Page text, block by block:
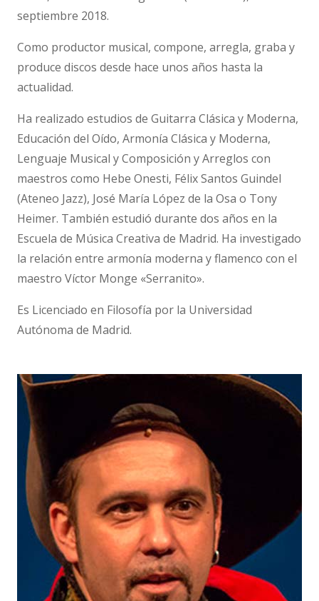
septiembre 2018.
Como productor musical, compone, arregla, graba y
produce discos desde hace unos años hasta la
actualidad.
Ha realizado estudios de Guitarra Clásica y Moderna,
Educación del Oído, Armonía Clásica y Moderna,
Lenguaje Musical y Composición y Arreglos con
maestros como Hebe Onesti, Félix Santos Guindel
(Ateneo Jazz), José María López de la Osa o Tony
Heimer. También estudió durante dos años en la
Escuela de Música Creativa de Madrid. Ha investigado
la relación entre armonía moderna y flamenco con el
maestro Víctor Monge «Serranito».
Es Licenciado en Filosofía por la Universidad
Autónoma de Madrid.